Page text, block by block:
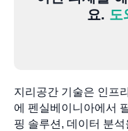
요. 도
지리공간 기술은 인프
에 펜실베이니아에서
핑 솔루션, 데이터 분